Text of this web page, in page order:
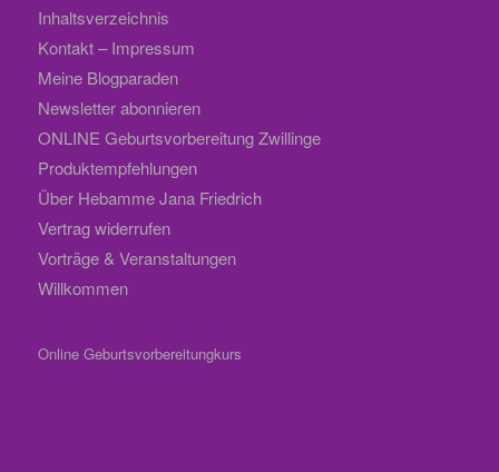
Inhaltsverzeichnis
Kontakt – Impressum
Meine Blogparaden
Newsletter abonnieren
ONLINE Geburtsvorbereitung Zwillinge
Produktempfehlungen
Über Hebamme Jana Friedrich
Vertrag widerrufen
Vorträge & Veranstaltungen
Willkommen
Online Geburtsvorbereitungkurs